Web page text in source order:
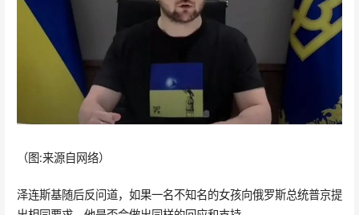
（图:来源自网络）
泽连斯基随后反问道，如果一名不知名的女孩向俄罗斯总统普京提